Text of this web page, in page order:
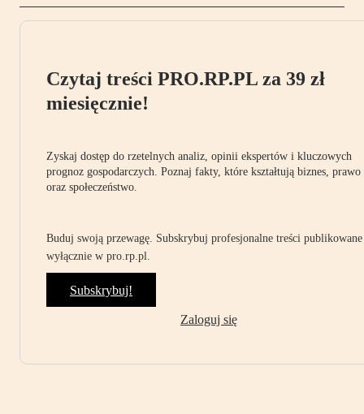
Czytaj treści PRO.RP.PL za 39 zł
miesięcznie!
Zyskaj dostęp do rzetelnych analiz, opinii ekspertów i kluczowych
prognoz gospodarczych. Poznaj fakty, które kształtują biznes, prawo
oraz społeczeństwo.
Buduj swoją przewagę. Subskrybuj profesjonalne treści publikowane
wyłącznie w pro.rp.pl.
Subskrybuj!
Zaloguj się